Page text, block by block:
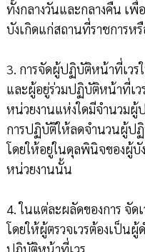
ทั้งกลางวันและกลางคืน เ
บังเกิดแก่สถานที่ราชการห
3. การจัดผู้ปฏิบัติหน้าที่เวร
และผู้อยู่ร่วมปฏิบัติหน้าที่เว
หน่วยงานแห่งใดมีจำนวม
การปฏิบัติให้ลดจำนวนผู้ป
โดยให้อยู่ในดุลพินิจของผู้บั
หน่วยงานนั้น
4. ในแต่ละผลัดของการ จัด
โดยให้ผู้ตรวจเวรต้องเป็น